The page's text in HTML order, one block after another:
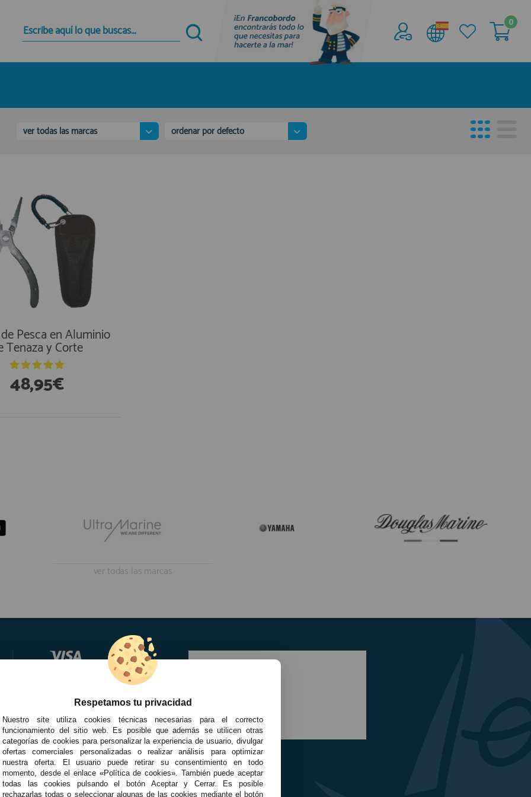
Quiero registrarme
Nuevo cliente
tienda virtual, revisar el estado de tus pedidos y
consultar tus operaciones anteriores.
Acceder al
Área profesionales
Únete ya a los mas de de 500 Profesionales de
la Náutica
0
ver todas las marcas ordenar por defecto
Pesca en Aluminio
Tenaza y Corte
48,95€
ver todas las marcas
Respetamos tu privacidad
Nuestro site utiliza cookies técnicas necesarias para el correcto
funcionamiento del sitio web. Es posible que además se utilicen otras
categorías de cookies para personalizar la experiencia de usuario, divulgar
ofertas comerciales personalizadas o realizar análisis para optimizar
nuestra oferta. El usuario puede retirar su consentimiento en todo
momento, desde el enlace «Política de cookies». También puede aceptar
todas las cookies pulsando el botón Aceptar y Cerrar. Es posible
rechazarlas todas o seleccionar algunas de las cookies mediante el botón